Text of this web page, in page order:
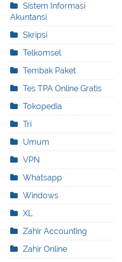
Sistem Informasi
Akuntansi
Skripsi
Telkomsel
Tembak Paket
Tes TPA Online Gratis
Tokopedia
Tri
Umum
VPN
Whatsapp
Windows
XL
Zahir Accounting
Zahir Online